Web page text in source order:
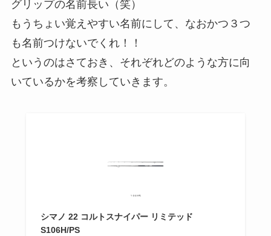
グリップの名前長い（笑）
もうちょい覚えやすい名前にして、なおかつ３つ
も名前つけないでくれ！！
というのはさておき、それぞれどのような方に向
いているかを考察していきます。
シマノ 22 コルトスナイパー リミテッド
S106H/PS